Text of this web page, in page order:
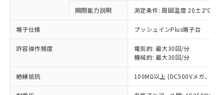
開閉能力説明 測定条件: 周囲温度 20±2℃、
端子仕様 プッシュインPlus端子台
許容操作頻度
電気的: 最大30回/分
機械的: 最大30回/分
絶縁抵抗 100MΩ以上 (DC500Vメガ、点
以下の条件をお読みいただき、同意のうえ
ご利用ください。
本サービスは、当社制御機器事業取扱
商品の当社在庫状況および標準価格
(税抜)を提供させていただくもので
当社制御機器事業取扱商品の中には、
本サービスの対象外となる商品もある
非含有に非対応の商品で、対応品を出す予
調査・確認中：EU RoHS指令（10物質）の
非含有の対応状況を調査中または確認中の
商品です。
非該当品：ライセンス料など無形物で、有
害物質有無と関係のない商品です。
仕入先様の事情により、非含有部品として
いたものが、含有品と判明した場合などや
「○」：最大均質材料含有率が中国RoHSの
基準値以下であることを示します。
「×」：最大均質材料含有率が中国RoHSの
基準値を超えていることを示します。
当社は、これら貴社製品のうち、外国